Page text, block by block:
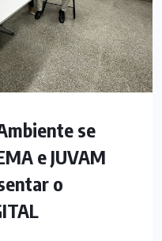
se
e JUVAM
o